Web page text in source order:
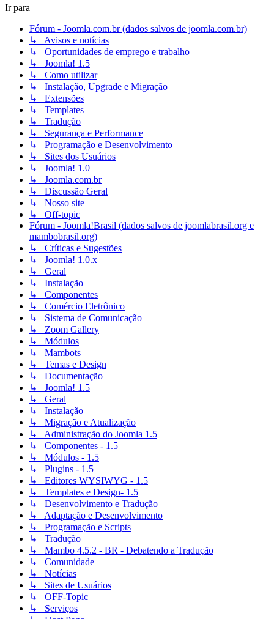
Ir para
Fórum - Joomla.com.br (dados salvos de joomla.com.br)
↳ Avisos e notícias
↳ Oportunidades de emprego e trabalho
↳ Joomla! 1.5
↳ Como utilizar
↳ Instalação, Upgrade e Migração
↳ Extensões
↳ Templates
↳ Tradução
↳ Segurança e Performance
↳ Programação e Desenvolvimento
↳ Sites dos Usuários
↳ Joomla! 1.0
↳ Joomla.com.br
↳ Discussão Geral
↳ Nosso site
↳ Off-topic
Fórum - Joomla!Brasil (dados salvos de joomlabrasil.org e
mambobrasil.org)
↳ Críticas e Sugestões
↳ Joomla! 1.0.x
↳ Geral
↳ Instalação
↳ Componentes
↳ Comércio Eletrônico
↳ Sistema de Comunicação
↳ Zoom Gallery
↳ Módulos
↳ Mambots
↳ Temas e Design
↳ Documentação
↳ Joomla! 1.5
↳ Geral
↳ Instalação
↳ Migração e Atualização
↳ Administração do Joomla 1.5
↳ Componentes - 1.5
↳ Módulos - 1.5
↳ Plugins - 1.5
↳ Editores WYSIWYG - 1.5
↳ Templates e Design- 1.5
↳ Desenvolvimento e Tradução
↳ Adaptação e Desenvolvimento
↳ Programação e Scripts
↳ Tradução
↳ Mambo 4.5.2 - BR - Debatendo a Tradução
↳ Comunidade
↳ Notícias
↳ Sites de Usuários
↳ OFF-Topic
↳ Serviços